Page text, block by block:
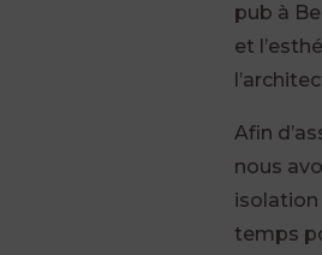
pub à
et
Afin
nous
isolation
temps